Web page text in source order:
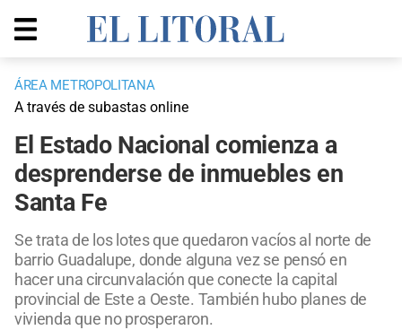
ÁREA METROPOLITANA
A través de subastas online
El Estado Nacional comienza a
desprenderse de inmuebles en
Santa Fe
Se trata de los lotes que quedaron vacíos al norte de
barrio Guadalupe, donde alguna vez se pensó en
hacer una circunvalación que conecte la capital
provincial de Este a Oeste. También hubo planes de
vivienda que no prosperaron.